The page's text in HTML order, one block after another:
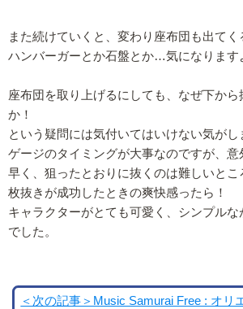
また続けていくと、変わり座布団も出てく
ハンバーガーとか石盤とか…気になります
座布団を取り上げるにしても、なぜ下か
か！
という疑問には気付いてはいけない気がし
ゲージのタイミングが大事なのですが、
早く、狙ったとおりに抜くのは難しいと
枚抜きが成功したときの爽快感ったら！
キャラクターがとても可愛く、シンプルな
でした。
＜次の記事＞Music Samurai Free : オリ